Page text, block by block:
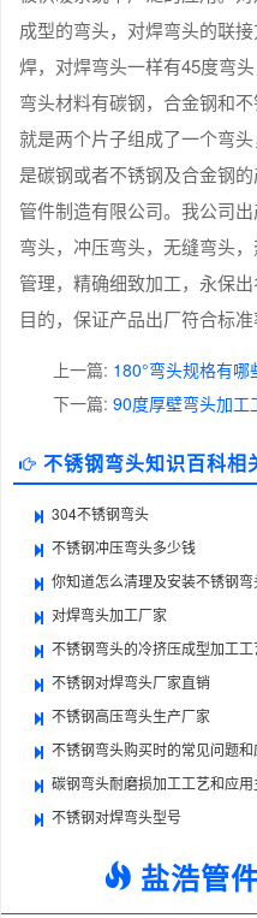
成型的弯头，对焊弯头的联
焊，对焊弯头一样有45度弯
弯头材料有碳钢，合金钢和
就是两个片子组成了一个弯
是碳钢或者不锈钢及合金钢
管件制造有限公司。我公司
弯头，冲压弯头，无缝弯头
管理，精确细致加工，永保
目的，保证产品出厂符合标
上一篇: 180°弯头规格有哪
下一篇: 90度厚壁弯头加工
不锈钢弯头知识百科相
304不锈钢弯头
不锈钢冲压弯头多少钱
你知道怎么清理及安装不锈钢弯
对焊弯头加工厂家
不锈钢弯头的冷挤压成型加工工
不锈钢对焊弯头厂家直销
不锈钢高压弯头生产厂家
不锈钢弯头购买时的常见问题
碳钢弯头耐磨损加工工艺和应
不锈钢对焊弯头型号
盐浩管